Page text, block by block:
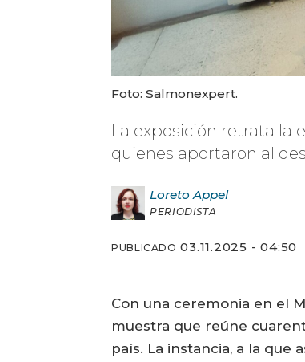
Foto: Salmonexpert.
La exposición retrata la
quienes aportaron al
Loreto Appel
PERIODISTA
PUBLICADO 03.11.2025 - 04:50
Con una ceremonia en el
muestra que reúne
país. La instancia, a la